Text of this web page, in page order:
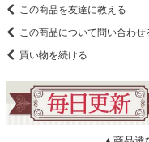
この商品を友達に教える
この商品について問い合わせ
買い物を続ける